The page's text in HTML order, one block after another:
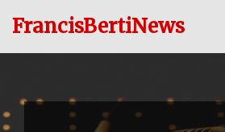
FrancisBertiNews